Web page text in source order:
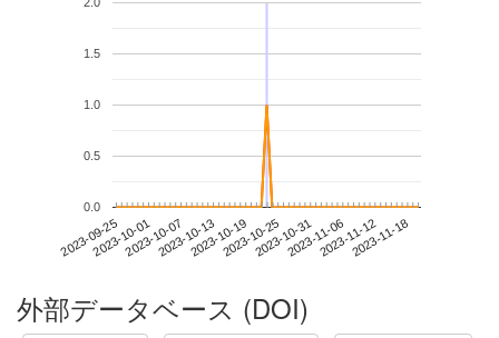
2023-09-252023-10-012023-10-072023-10-132023-10-192023-10-252023-10-312023-11-062023-11-122023-11-18
0.0
0.5
1.0
1.5
外部データベース (DOI)